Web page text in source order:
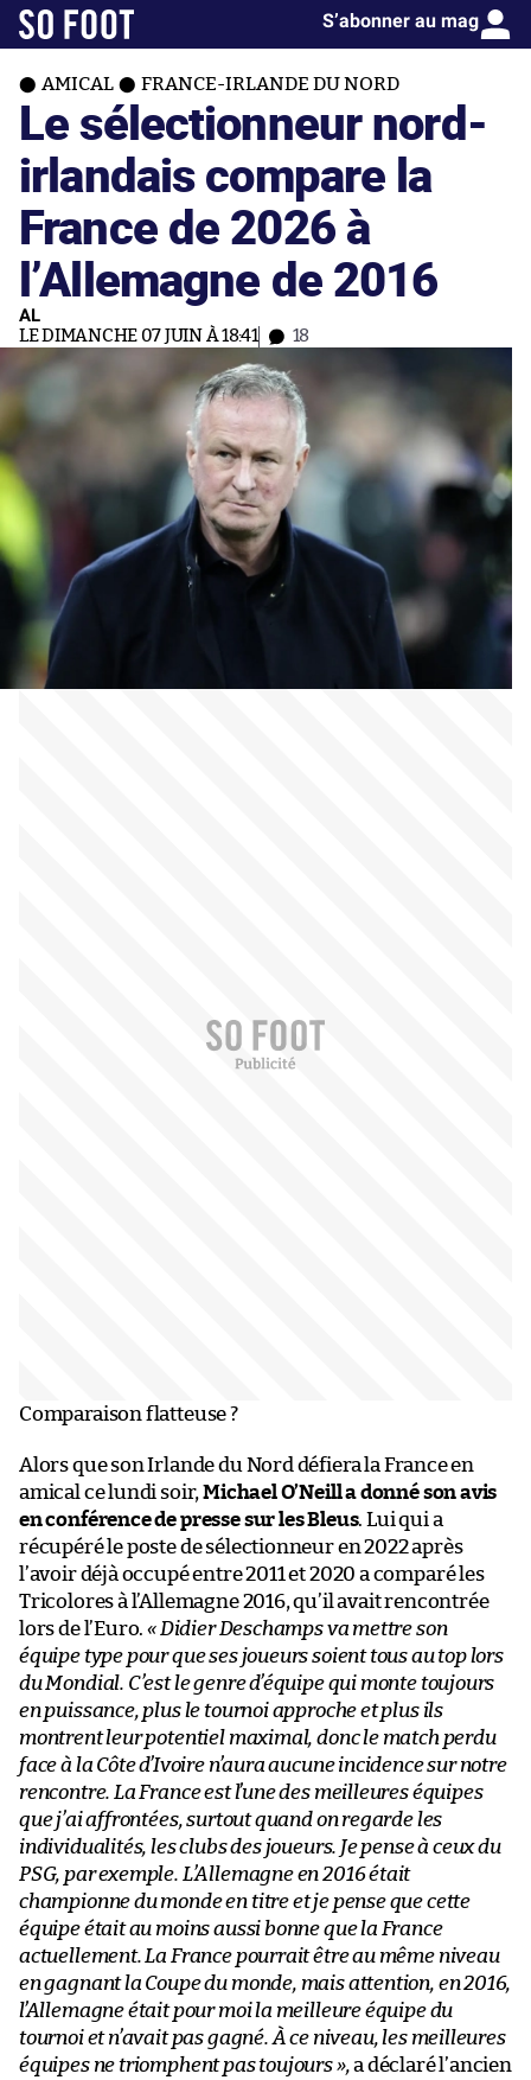
S’abonner au mag
AMICAL FRANCE-IRLANDE DU NORD
Le sélectionneur nord-
irlandais compare la
France de 2026 à
l’Allemagne de 2016
AL
LE DIMANCHE 07 JUIN À 18:41 18
Comparaison flatteuse ?
Alors que son Irlande du Nord défiera la France en
amical ce lundi soir,Michael O’Neill a donné son avis
en conférence de presse sur les Bleus. Lui qui a
récupéré le poste de sélectionneur en 2022 après
l’avoir déjà occupé entre 2011 et 2020 a comparé les
Tricolores à l’Allemagne 2016, qu’il avait rencontrée
lors de l’Euro.« Didier Deschamps va mettre son
équipe type pour que ses joueurs soient tous au top lors
du Mondial. C’est le genre d’équipe qui monte toujours
en puissance, plus le tournoi approche et plus ils
montrent leur potentiel maximal, donc le match perdu
face à la Côte d’Ivoire n’aura aucune incidence sur notre
rencontre. La France est l’une des meilleures équipes
que j’ai affrontées, surtout quand on regarde les
individualités, les clubs des joueurs. Je pense à ceux du
PSG, par exemple. L’Allemagne en 2016 était
championne du monde en titre et je pense que cette
équipe était au moins aussi bonne que la France
actuellement. La France pourrait être au même niveau
en gagnant la Coupe du monde, mais attention, en 2016,
l’Allemagne était pour moi la meilleure équipe du
tournoi et n’avait pas gagné. À ce niveau, les meilleures
équipes ne triomphent pas toujours »,a déclaré l’ancien